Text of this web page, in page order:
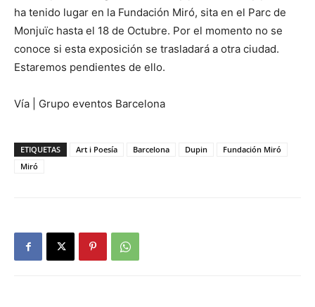
ha tenido lugar en la Fundación Miró, sita en el Parc de
Monjuïc hasta el 18 de Octubre. Por el momento no se
conoce si esta exposición se trasladará a otra ciudad.
Estaremos pendientes de ello.
Vía | Grupo eventos Barcelona
ETIQUETAS Art i Poesía Barcelona Dupin
Fundación Miró
Miró